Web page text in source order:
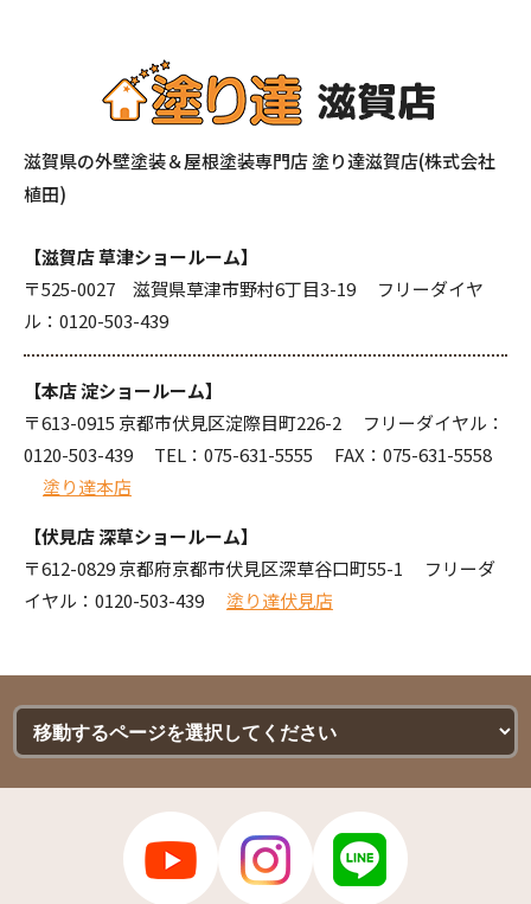
滋賀県の外壁塗装＆屋根塗装専門店 塗り達滋賀店(株式会社
植田)
【滋賀店 草津ショールーム】
〒525-0027 滋賀県草津市野村6丁目3-19 フリーダイヤ
ル： 0120-503-439
【本店 淀ショールーム】
〒613-0915 京都市伏見区淀際目町226-2 フリーダイヤル：
0120-503-439 TEL： 075-631-5555 FAX：075-631-5558
塗り達本店
【伏見店 深草ショールーム】
〒612-0829 京都府京都市伏見区深草谷口町55-1 フリーダ
イヤル： 0120-503-439 塗り達伏見店